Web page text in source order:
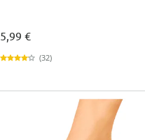
5,99 €
(32)